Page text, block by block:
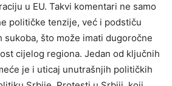
u EU. Takvi komentari ne samo
političke tenzije, već i podstiču
sukoba, što može imati dugoročne
cijelog regiona. Jedan od ključnih
je i uticaj unutrašnjih političkih